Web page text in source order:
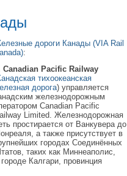
дороги Канады (VIA Rail
:
Canadian Pacific Railway
тихоокеанская
дорога) управляется
железнодорожным
Canadian Pacific
Limited. Железнодорожная
простирается от Ванкувера до
а также присутствует в
городах Соединённых
таких как Миннеаполис,
Калгари, провинция